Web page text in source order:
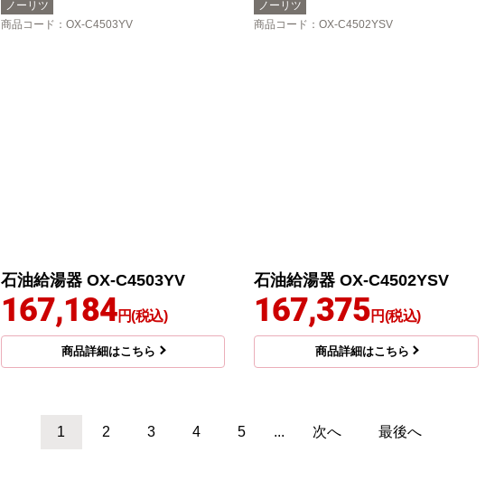
ノーリツ
商品コード ：OX-C4503YV
石油給湯器 OX-C4503YV
167,184円(税込)
商品詳細はこちら
ノーリツ
商品コード ：OX-C4502YSV
石油給湯器 OX-C4502YSV
167,375円(税込)
商品詳細はこちら
1 2 3 4 5 ... 次へ 最後へ